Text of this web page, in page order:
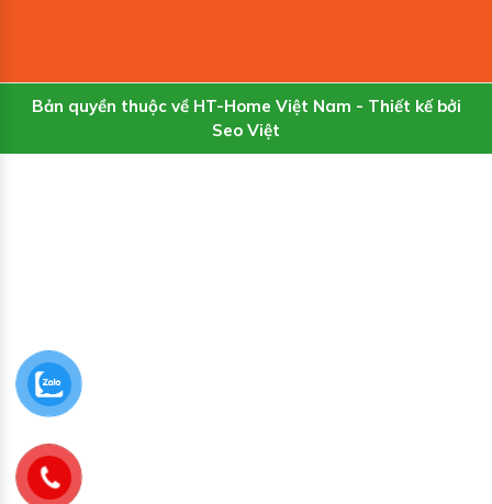
Bản quyền thuộc về HT-Home Việt Nam - Thiết kế bởi
Seo Việt